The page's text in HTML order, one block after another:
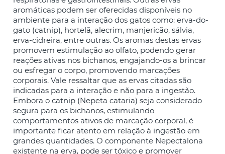
aromáticas podem ser oferecidas disponíveis no
ambiente para a interação dos gatos como: erva-do-
gato (catnip), hortelã, alecrim, manjericão, sálvia,
erva-cidreira, entre outras. Os aromas destas ervas
promovem estimulação ao olfato, podendo gerar
reações ativas nos bichanos, engajando-os a brincar
ou esfregar o corpo, promovendo marcações
corporais. Vale ressaltar que as ervas citadas são
indicadas para a interação e não para a ingestão.
Embora o catnip (Nepeta cataria) seja considerado
segura para os bichanos, estimulando
comportamentos ativos de marcação corporal, é
importante ficar atento em relação à ingestão em
grandes quantidades. O componente Nepectalona
existente na erva, pode ser tóxico e promover